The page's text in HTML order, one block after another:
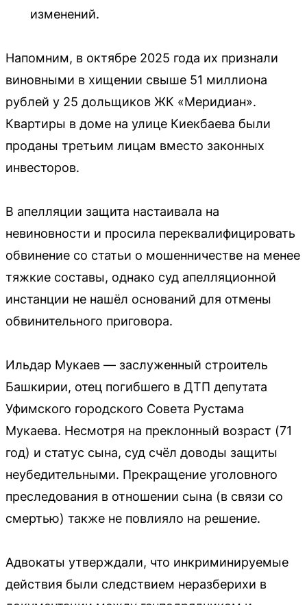
изменений.
Напомним, в октябре 2025 года их признали
виновными в хищении свыше 51 миллиона
рублей у 25 дольщиков ЖК «Меридиан».
Квартиры в доме на улице Киекбаева были
проданы третьим лицам вместо законных
инвесторов.
В апелляции защита настаивала на
невиновности и просила переквалифицировать
обвинение со статьи о мошенничестве на менее
тяжкие составы, однако суд апелляционной
инстанции не нашёл оснований для отмены
обвинительного приговора.
Ильдар Мукаев — заслуженный строитель
Башкирии, отец погибшего в ДТП депутата
Уфимского городского Совета Рустама
Мукаева. Несмотря на преклонный возраст (71
год) и статус сына, суд счёл доводы защиты
неубедительными. Прекращение уголовного
преследования в отношении сына (в связи со
смертью) также не повлияло на решение.
Адвокаты утверждали, что инкриминируемые
действия были следствием неразберихи в